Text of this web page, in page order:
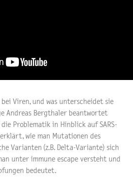
Viren, und was unterscheidet sie
Andreas Bergthaler beantwortet
Problematik in Hinblick auf SARS-
erklärt, wie man Mutationen des
Varianten (z.B. Delta-Variante) sich
unter immune escape versteht und
bedeutet.